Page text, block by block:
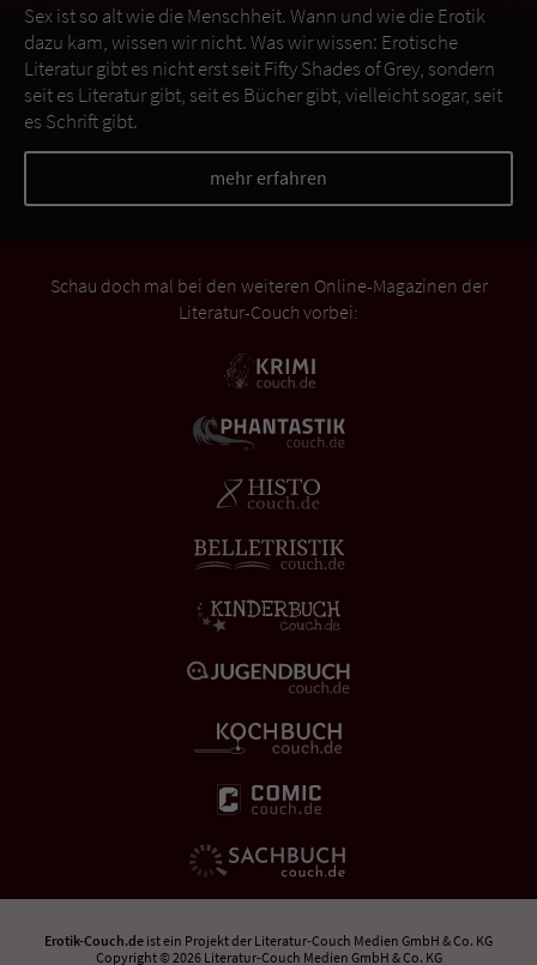
Sex ist so alt wie die Menschheit. Wann und wie die Erotik
dazu kam, wissen wir nicht. Was wir wissen: Erotische
Literatur gibt es nicht erst seit Fifty Shades of Grey, sondern
seit es Literatur gibt, seit es Bücher gibt, vielleicht sogar, seit
es Schrift gibt.
mehr erfahren
Schau doch mal bei den weiteren Online-Magazinen der
Literatur-Couch vorbei:
Erotik-Couch.de ist ein Projekt der Literatur-Couch Medien GmbH & Co. KG
Copyright © 2026 Literatur-Couch Medien GmbH & Co. KG